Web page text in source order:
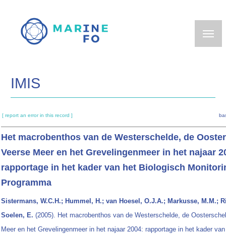
main
IMIS
[ report an error in this record ]
Het macrobenthos van de Westerschelde, de
Veerse Meer en het Grevelingenmeer in het najaar
rapportage in het kader van het Biologisch
Programma
Sistermans, W.C.H.; Hummel, H.; van Hoesel, O.J.A.; Markusse, M.M.;
Soelen, E. (2005). Het macrobenthos van de Westerschelde, de
Meer en het Grevelingenmeer in het najaar 2004: rapportage in het kader